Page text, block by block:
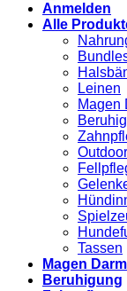
Anmelden
Alle
Leinen
Magen
Outdoor
Tassen
Magen Darm
Beruhigung